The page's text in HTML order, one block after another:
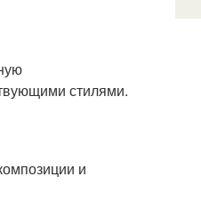
стилями.
и